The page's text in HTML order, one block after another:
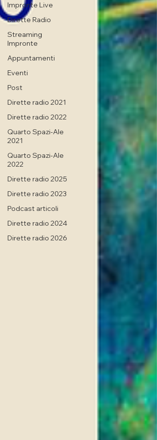
Impronte Live
Dirette Radio
Streaming
Impronte
Appuntamenti
Eventi
Post
Dirette radio 2021
Dirette radio 2022
Quarto Spazi-Ale
2021
Quarto Spazi-Ale
2022
Dirette radio 2025
Dirette radio 2023
Podcast articoli
Dirette radio 2024
Dirette radio 2026